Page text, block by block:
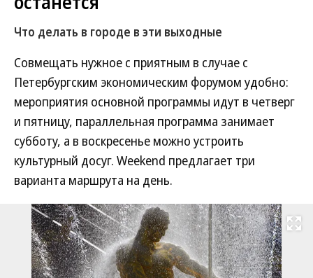
Что делать в городе в эти выходные
Совмещать нужное с приятным в случае с
Петербургским экономическим форумом удобно:
мероприятия основной программы идут в четверг
и пятницу, параллельная программа занимает
субботу, а в воскресенье можно устроить
культурный досуг. Weekend предлагает три
варианта маршрута на день.
Развернуть